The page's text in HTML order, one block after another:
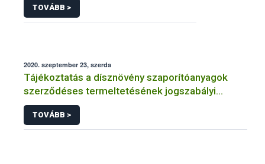
TOVÁBB >
2020. szeptember 23, szerda
Tájékoztatás a dísznövény szaporítóanyagok
szerződéses termeltetésének jogszabályi
előírásairól
TOVÁBB >